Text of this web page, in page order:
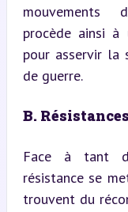
mouvements
procède ainsi
pour asservir la
de guerre.
B.
Face à tant
résistance se
trouvent du